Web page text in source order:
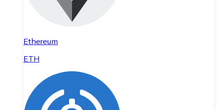
Ethereum
ETH